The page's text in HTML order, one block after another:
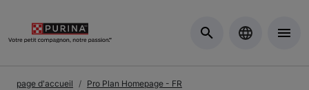
page d'accueil
Pro Plan Homepage - FR